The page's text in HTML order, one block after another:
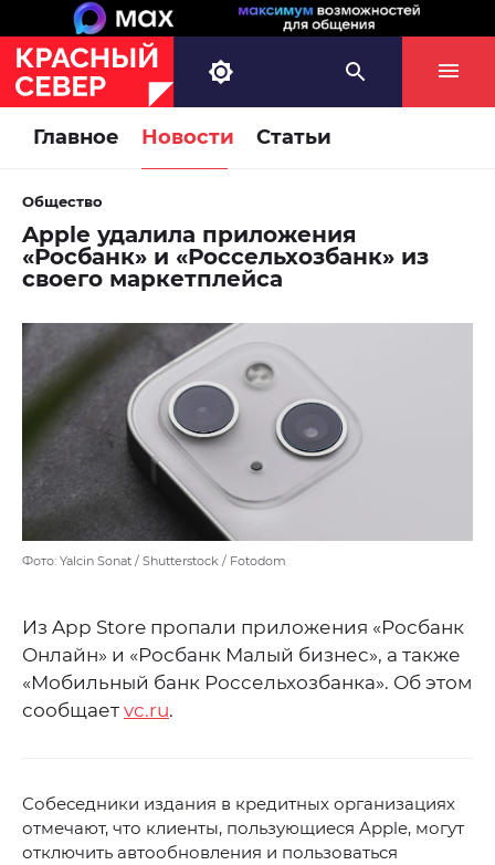
Главное Новости Статьи
Общество
Apple удалила приложения
«Росбанк» и «Россельхозбанк» из
своего маркетплейса
Фото: Yalcin Sonat / Shutterstock / Fotodom
Из App Store пропали приложения «Росбанк
Онлайн» и «Росбанк Малый бизнес», а также
«Мобильный банк Россельхозбанка». Об этом
сообщает vc.ru.
Собеседники издания в кредитных организациях
отмечают, что клиенты, пользующиеся Apple, могут
отключить автообновления и пользоваться